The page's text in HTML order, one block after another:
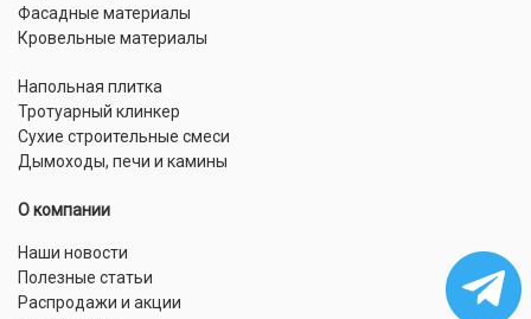
Фасадные материалы
Кровельные материалы
Напольная плитка
Тротуарный клинкер
Сухие строительные смеси
Дымоходы, печи и камины
О компании
Наши новости
Полезные статьи
Распродажи и акции